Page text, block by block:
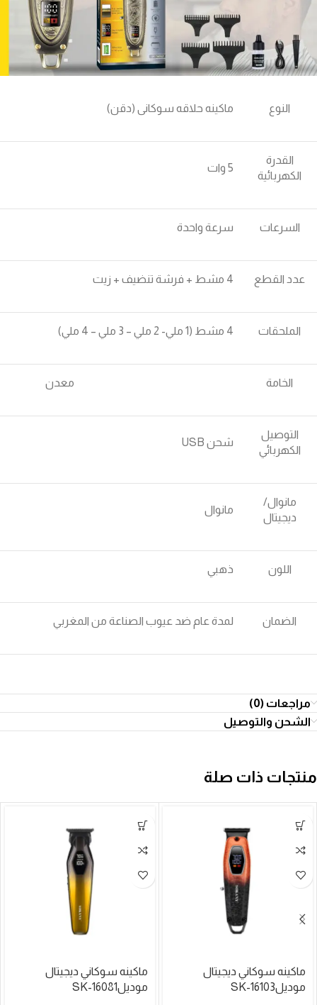
النوع ماكينه حلاقه سوكانى (دقن)
القدرة
الكهربائية
5 وات
السرعات سرعة واحدة
عدد القطع 4 مشط + فرشة تنضيف + زيت
الملحقات 4 مشط (1 ملي- 2 ملي – 3 ملي – 4 ملي)
الخامة معدن
التوصيل
الكهربائي
شحن USB
مانوال/
ديجيتال
مانوال
اللون ذهبي
الضمان لمدة عام ضد عيوب الصناعة من المغربي
مراجعات (0)
الشحن والتوصيل
منتجات ذات صلة
ماكينه سوكاني ديجيتال
موديلSK-16103
ماكينه سوكاني ديجيتال
موديلSK-16081